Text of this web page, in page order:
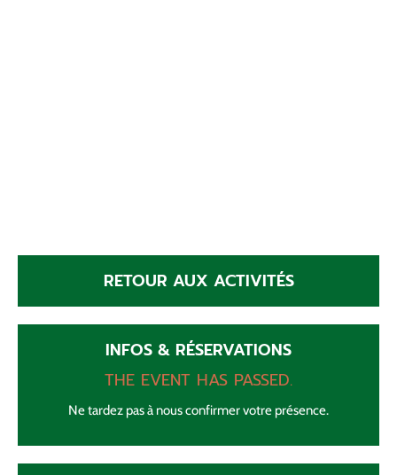
RETOUR AUX ACTIVITÉS
INFOS & RÉSERVATIONS
THE EVENT HAS PASSED.
Ne tardez pas à nous confirmer votre présence.